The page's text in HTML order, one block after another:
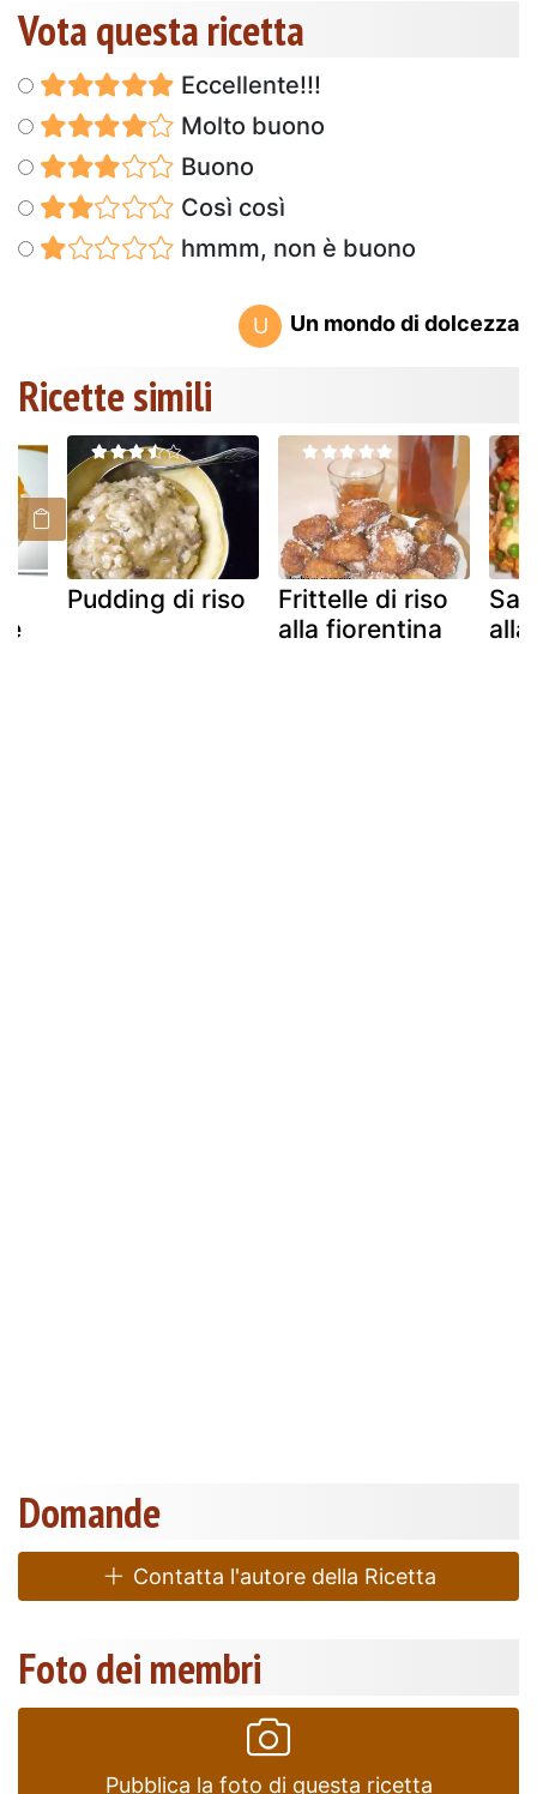
Vota questa ricetta
Eccellente!!!
Molto buono
Buono
Così così
hmmm, non è buono
U Un mondo di dolcezza
Ricette simili
Pudding di riso
Frittelle di riso
alla fiorentina
Domande
Contatta l'autore della Ricetta
Foto dei membri
Pubblica la foto di questa ricetta